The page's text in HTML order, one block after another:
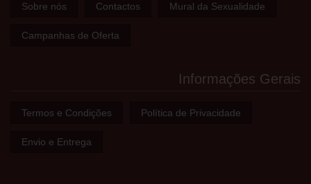
Sobre nós Contactos Mural da Sexualidade
Campanhas de Oferta
Informações Gerais
Termos e Condições Política de Privacidade
Envio e Entrega